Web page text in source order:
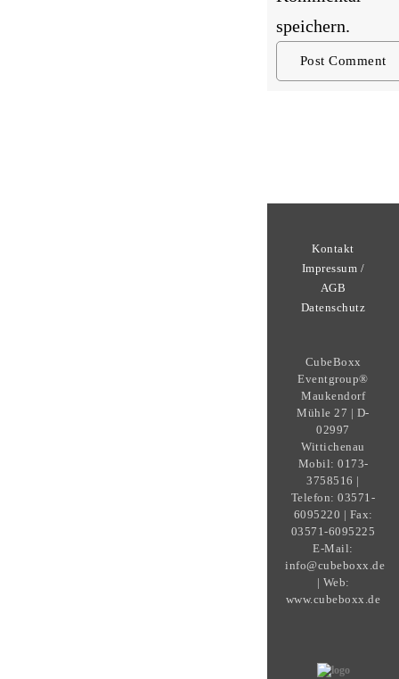
speichern.
Kontakt
Impressum /
AGB
Datenschutz
CubeBoxx
Eventgroup®
Maukendorf
Mühle 27 | D-
02997
Wittichenau
Mobil: 0173-
3758516 |
Telefon: 03571-
6095220 | Fax:
03571-6095225
E-Mail:
info@cubeboxx.de
| Web:
www.cubeboxx.de